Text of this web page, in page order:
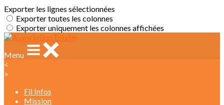
Exporter les lignes sélectionnées
Exporter toutes les colonnes
Exporter uniquement les colonnes affichées
Menu
<
>
Fil Infos
Mission